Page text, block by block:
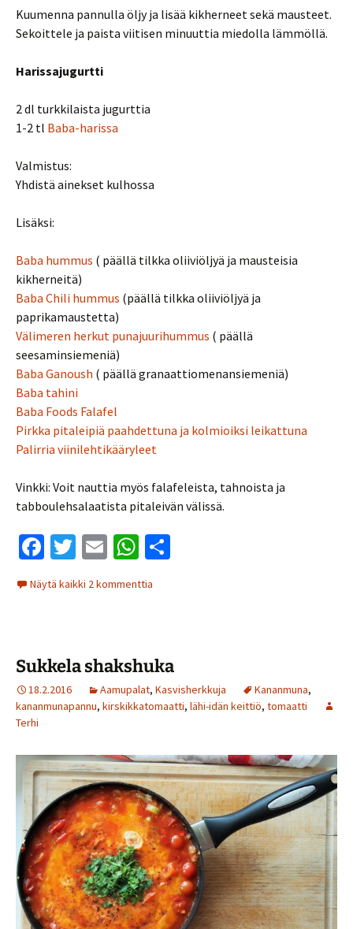
Kuumenna pannulla öljy ja lisää kikherneet sekä mausteet.
Sekoittele ja paista viitisen minuuttia miedolla lämmöllä.
Harissajugurtti
2 dl turkkilaista jugurttia
1-2 tl Baba-harissa
Valmistus:
Yhdistä ainekset kulhossa
Lisäksi:
Baba hummus ( päällä tilkka oliiviöljyä ja mausteisia
kikherneitä)
Baba Chili hummus (päällä tilkka oliiviöljyä ja
paprikamaustetta)
Välimeren herkut punajuurihummus ( päällä
seesaminsiemeniä)
Baba Ganoush ( päällä granaattiomenansiemeniä)
Baba tahini
Baba Foods Falafel
Pirkka pitaleipiä paahdettuna ja kolmioiksi leikattuna
Palirria viinilehtikääryleet
Vinkki: Voit nauttia myös falafeleista, tahnoista ja
tabboulehsalaatista pitaleivän välissä.
Fa
ce
b
k
T
wi
tt
E
ai
W
h
at
p
Näytä kaikki 2 kommenttia
Sukkela shakshuka
18.2.2016 Aamupalat, Kasvisherkkuja Kananmuna,
kananmunapannu, kirskikkatomaatti, lähi-idän keittiö, tomaatti
Terhi